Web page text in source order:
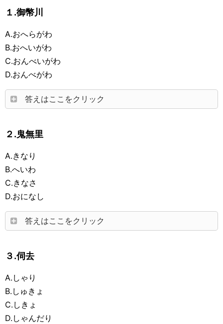
１.御幣川
A.おへらがわ
B.おへいがわ
C.おんべいがわ
D.おんべがわ
答えはここをクリック
２.鬼無里
A.きなり
B.へいわ
C.きなさ
D.おになし
答えはここをクリック
３.伺去
A.しゃり
B.しゅきょ
C.しきょ
D.しゃんだり